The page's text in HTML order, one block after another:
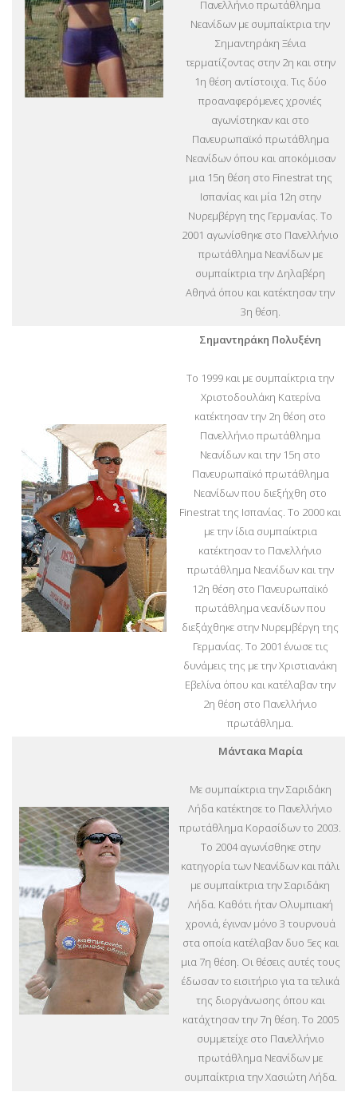
Πανελλήνιο πρωτάθλημα
Νεανίδων με συμπαίκτρια την
Σημαντηράκη Ξένια
τερματίζοντας στην 2η και στην
1η θέση αντίστοιχα. Τις δύο
προαναφερόμενες χρονιές
αγωνίστηκαν και στο
Πανευρωπαϊκό πρωτάθλημα
Νεανίδων όπου και αποκόμισαν
μια 15η θέση στο Finestrat της
Ισπανίας και μία 12η στην
Νυρεμβέργη της Γερμανίας. Το
2001 αγωνίσθηκε στο Πανελλήνιο
πρωτάθλημα Νεανίδων με
συμπαίκτρια την Δηλαβέρη
Αθηνά όπου και κατέκτησαν την
3η θέση.
Σημαντηράκη Πολυξένη
Το 1999 και με συμπαίκτρια την
Χριστοδουλάκη Κατερίνα
κατέκτησαν την 2η θέση στο
Πανελλήνιο πρωτάθλημα
Νεανίδων και την 15η στο
Πανευρωπαϊκό πρωτάθλημα
Νεανίδων που διεξήχθη στο
Finestrat της Ισπανίας. Το 2000 και
με την ίδια συμπαίκτρια
κατέκτησαν το Πανελλήνιο
πρωτάθλημα Νεανίδων και την
12η θέση στο Πανευρωπαϊκό
πρωτάθλημα νεανίδων που
διεξάχθηκε στην Νυρεμβέργη της
Γερμανίας. Το 2001 ένωσε τις
δυνάμεις της με την Χριστιανάκη
Εβελίνα όπου και κατέλαβαν την
2η θέση στο Πανελλήνιο
πρωτάθλημα.
Μάντακα Μαρία
Με συμπαίκτρια την Σαριδάκη
Λήδα κατέκτησε το Πανελλήνιο
πρωτάθλημα Κορασίδων το 2003.
Το 2004 αγωνίσθηκε στην
κατηγορία των Νεανίδων και πάλι
με συμπαίκτρια την Σαριδάκη
Λήδα. Καθότι ήταν Ολυμπιακή
χρονιά, έγιναν μόνο 3 τουρνουά
στα οποία κατέλαβαν δυο 5ες και
μια 7η θέση. Οι θέσεις αυτές τους
έδωσαν το εισιτήριο για τα τελικά
της διοργάνωσης όπου και
κατάχτησαν την 7η θέση. Το 2005
συμμετείχε στο Πανελλήνιο
πρωτάθλημα Νεανίδων με
συμπαίκτρια την Χασιώτη Λήδα.